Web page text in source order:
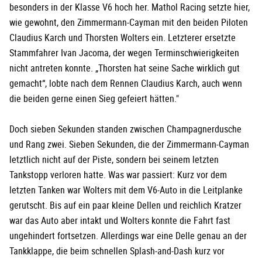
besonders in der Klasse V6 hoch her. Mathol Racing setzte hier,
wie gewohnt, den Zimmermann-Cayman mit den beiden Piloten
Claudius Karch und Thorsten Wolters ein. Letzterer ersetzte
Stammfahrer Ivan Jacoma, der wegen Terminschwierigkeiten
nicht antreten konnte. „Thorsten hat seine Sache wirklich gut
gemacht“, lobte nach dem Rennen Claudius Karch, auch wenn
die beiden gerne einen Sieg gefeiert hätten."
Doch sieben Sekunden standen zwischen Champagnerdusche
und Rang zwei. Sieben Sekunden, die der Zimmermann-Cayman
letztlich nicht auf der Piste, sondern bei seinem letzten
Tankstopp verloren hatte. Was war passiert: Kurz vor dem
letzten Tanken war Wolters mit dem V6-Auto in die Leitplanke
gerutscht. Bis auf ein paar kleine Dellen und reichlich Kratzer
war das Auto aber intakt und Wolters konnte die Fahrt fast
ungehindert fortsetzen. Allerdings war eine Delle genau an der
Tankklappe, die beim schnellen Splash-and-Dash kurz vor